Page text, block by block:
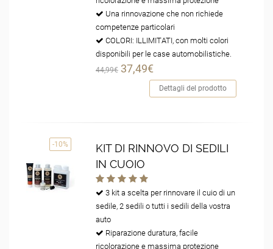
Una rinnovazione che non richiede
competenze particolari
COLORI: ILLIMITATI, con molti colori
disponibili per le case automobilistiche.
44,99€ 37,49€
Dettagli del prodotto
-10%
KIT DI RINNOVO DI SEDILI
IN CUOIO
3 kit a scelta per rinnovare il cuio di un
sedile, 2 sedili o tutti i sedili della vostra
auto
Riparazione duratura, facile
ricolorazione e massima protezione